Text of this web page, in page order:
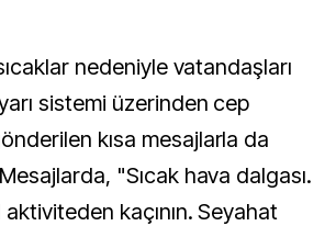
nedeniyle vatandaşları
sistemi üzerinden cep
kısa mesajlarla da
"Sıcak hava dalgası.
kaçının. Seyahat